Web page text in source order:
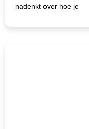
nadenkt over hoe je